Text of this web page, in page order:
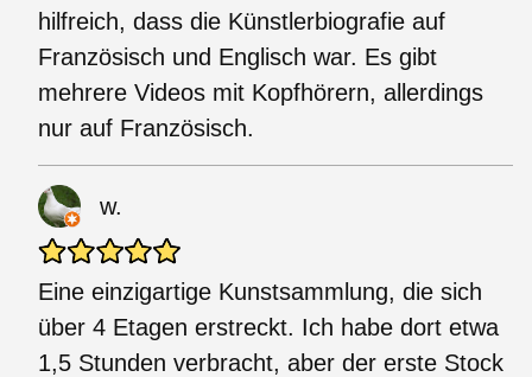
hilfreich, dass die Künstlerbiografie auf
Französisch und Englisch war. Es gibt
mehrere Videos mit Kopfhörern, allerdings
nur auf Französisch.
w.
Eine einzigartige Kunstsammlung, die sich
über 4 Etagen erstreckt. Ich habe dort etwa
1,5 Stunden verbracht, aber der erste Stock